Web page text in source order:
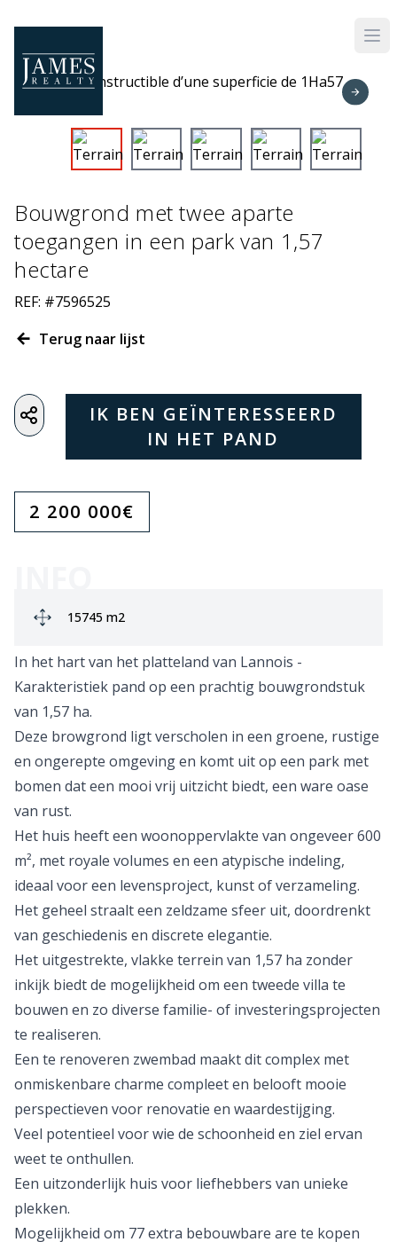
Bouwgrond met twee aparte
toegangen in een park van 1,57
hectare
REF: #7596525
Terug naar lijst
IK BEN GEÏNTERESSEERD
IN HET PAND
2 200 000€
Ground area:
15745 m2
In het hart van het platteland van Lannois -
Karakteristiek pand op een prachtig bouwgrondstuk
van 1,57 ha.
Deze browgrond ligt verscholen in een groene, rustige
en ongerepte omgeving en komt uit op een park met
bomen dat een mooi vrij uitzicht biedt, een ware oase
van rust.
Het huis heeft een woonoppervlakte van ongeveer 600
m², met royale volumes en een atypische indeling,
ideaal voor een levensproject, kunst of verzameling.
Het geheel straalt een zeldzame sfeer uit, doordrenkt
van geschiedenis en discrete elegantie.
Het uitgestrekte, vlakke terrein van 1,57 ha zonder
inkijk biedt de mogelijkheid om een tweede villa te
bouwen en zo diverse familie- of investeringsprojecten
te realiseren.
Een te renoveren zwembad maakt dit complex met
onmiskenbare charme compleet en belooft mooie
perspectieven voor renovatie en waardestijging.
Veel potentieel voor wie de schoonheid en ziel ervan
weet te onthullen.
Een uitzonderlijk huis voor liefhebbers van unieke
plekken.
Mogelijkheid om 77 extra bebouwbare are te kopen